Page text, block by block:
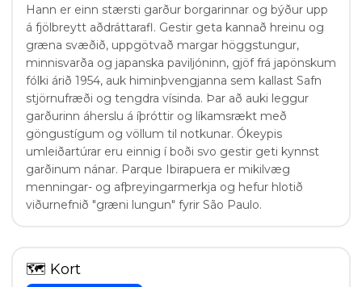
Hann er einn stærsti garður borgarinnar og býður upp
á fjölbreytt aðdráttarafl. Gestir geta kannað hreinu og
græna svæðið, uppgötvað margar höggstungur,
minnisvarða og japanska paviljóninn, gjöf frá japönskum
fólki árið 1954, auk himinþvengjanna sem kallast Safn
stjörnufræði og tengdra vísinda. Þar að auki leggur
garðurinn áherslu á íþróttir og líkamsrækt með
göngustígum og völlum til notkunar. Ókeypis
umleiðartúrar eru einnig í boði svo gestir geti kynnst
garðinum nánar. Parque Ibirapuera er mikilvæg
menningar- og afþreyingarmerkja og hefur hlotið
viðurnefnið "græni lungun" fyrir São Paulo.
🗺 Kort